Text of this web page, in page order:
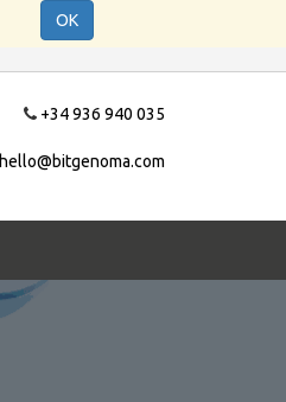
OK
+34 936 940 035
hello@bitgenoma.com